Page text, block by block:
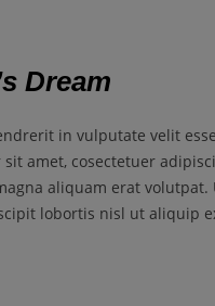
Dream
in vulputate velit
amet, cosectetuer
aliquam erat
lobortis nisl ut aliquip